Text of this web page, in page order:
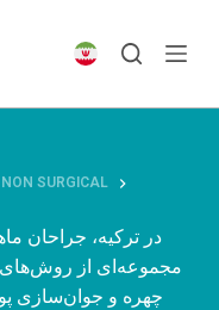
SURGICAL
در ترکیه، جراحان
مجموعه‌ای از روش‌های
چهره و جوان‌سازی